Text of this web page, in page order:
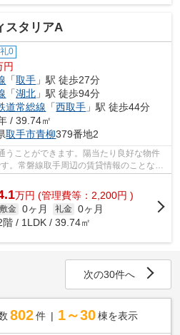
スタリアA
礼0
円
「取手 」駅 徒歩27分
「湖北 」駅 徒歩94分
道常総線 「西取手 」駅 徒歩44分
/ 39.74㎡
取手市青柳379番地2
うことができます。陽当たり良好な物件
。常磐線取手周辺の賃貸情報のことな
ョン館...
万円 (管理費等：2,200円 )
敷金 0ヶ月 礼金 0ヶ月
階 / 1LDK / 39.74㎡
次の30件へ
802 件 1～30 棟を表示